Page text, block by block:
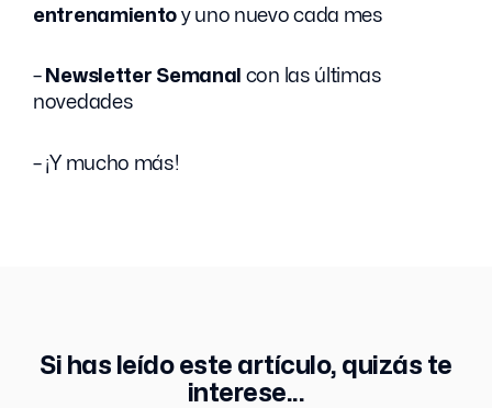
entrenamiento y uno nuevo cada mes
– Newsletter Semanal con las últimas
novedades
– ¡Y mucho más!
Si has leído este artículo, quizás te
interese...